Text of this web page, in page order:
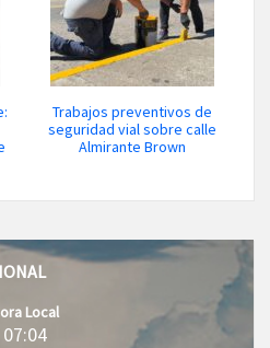
Trabajos preventivos de
seguridad vial sobre calle
Almirante Brown
Local
07:04